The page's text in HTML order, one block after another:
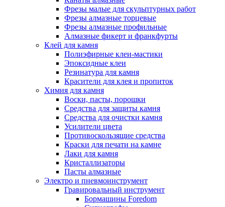
Фрезы малые для скульптурных работ
Фрезы алмазные торцевые
Фрезы алмазные профильные
Алмазные фикерт и франкфурты
Клей для камня
Полиэфирные клеи-мастики
Эпоксидные клеи
Резинатура для камня
Красители для клея и пропиток
Химия для камня
Воски, пасты, порошки
Средства для защиты камня
Средства для очистки камня
Усилители цвета
Противоскользящие средства
Краски для печати на камне
Лаки для камня
Кристаллизаторы
Пасты алмазные
Электро и пневмоинструмент
Гравировальный инструмент
Бормашины Foredom